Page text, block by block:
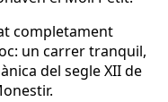
completament
un carrer tranquil,
del segle XII de